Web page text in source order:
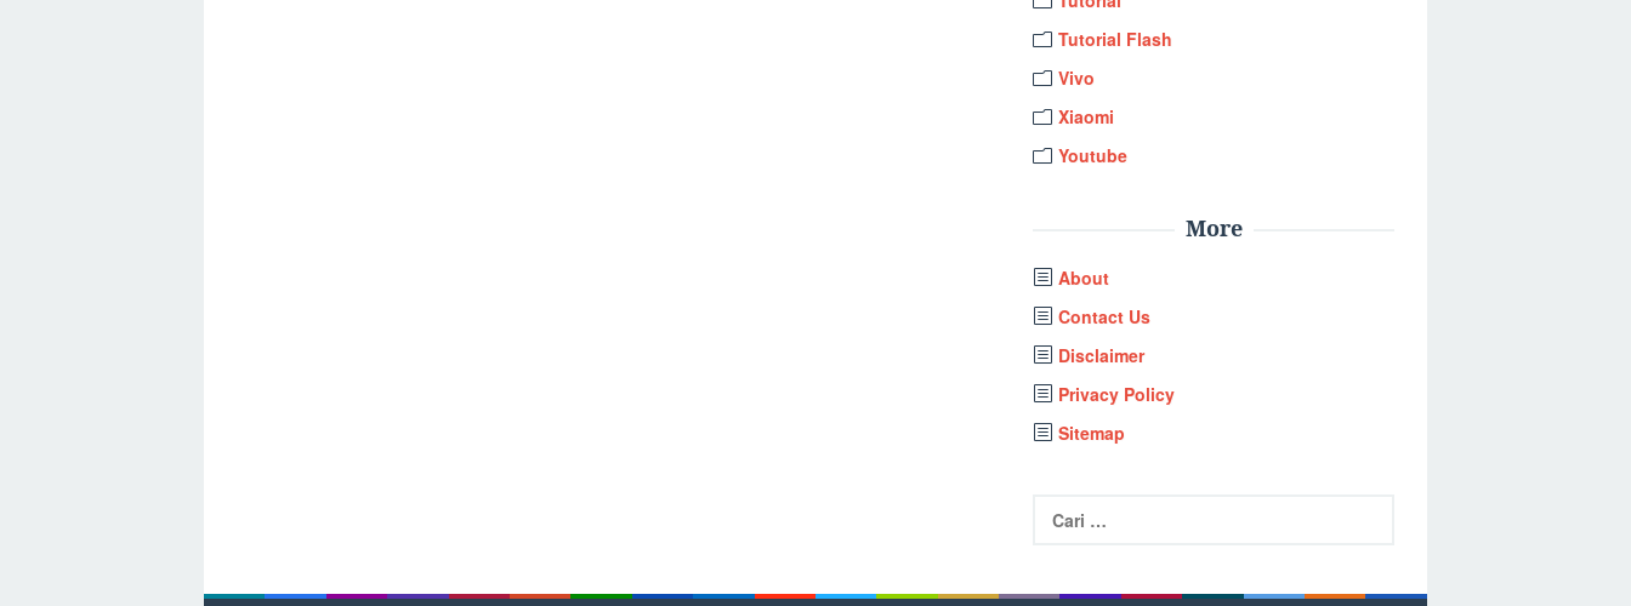
Tutorial Flash
Vivo
Xiaomi
Youtube
More
About
Contact Us
Disclaimer
Privacy Policy
Sitemap
untuk: